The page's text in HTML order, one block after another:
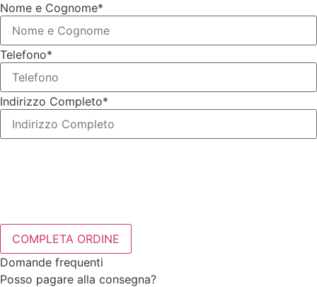
Nome e Cognome*
Telefono*
Indirizzo Completo*
Domande frequenti
Posso pagare alla consegna?